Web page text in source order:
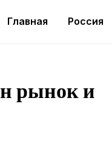
Главная Россия
рынок и